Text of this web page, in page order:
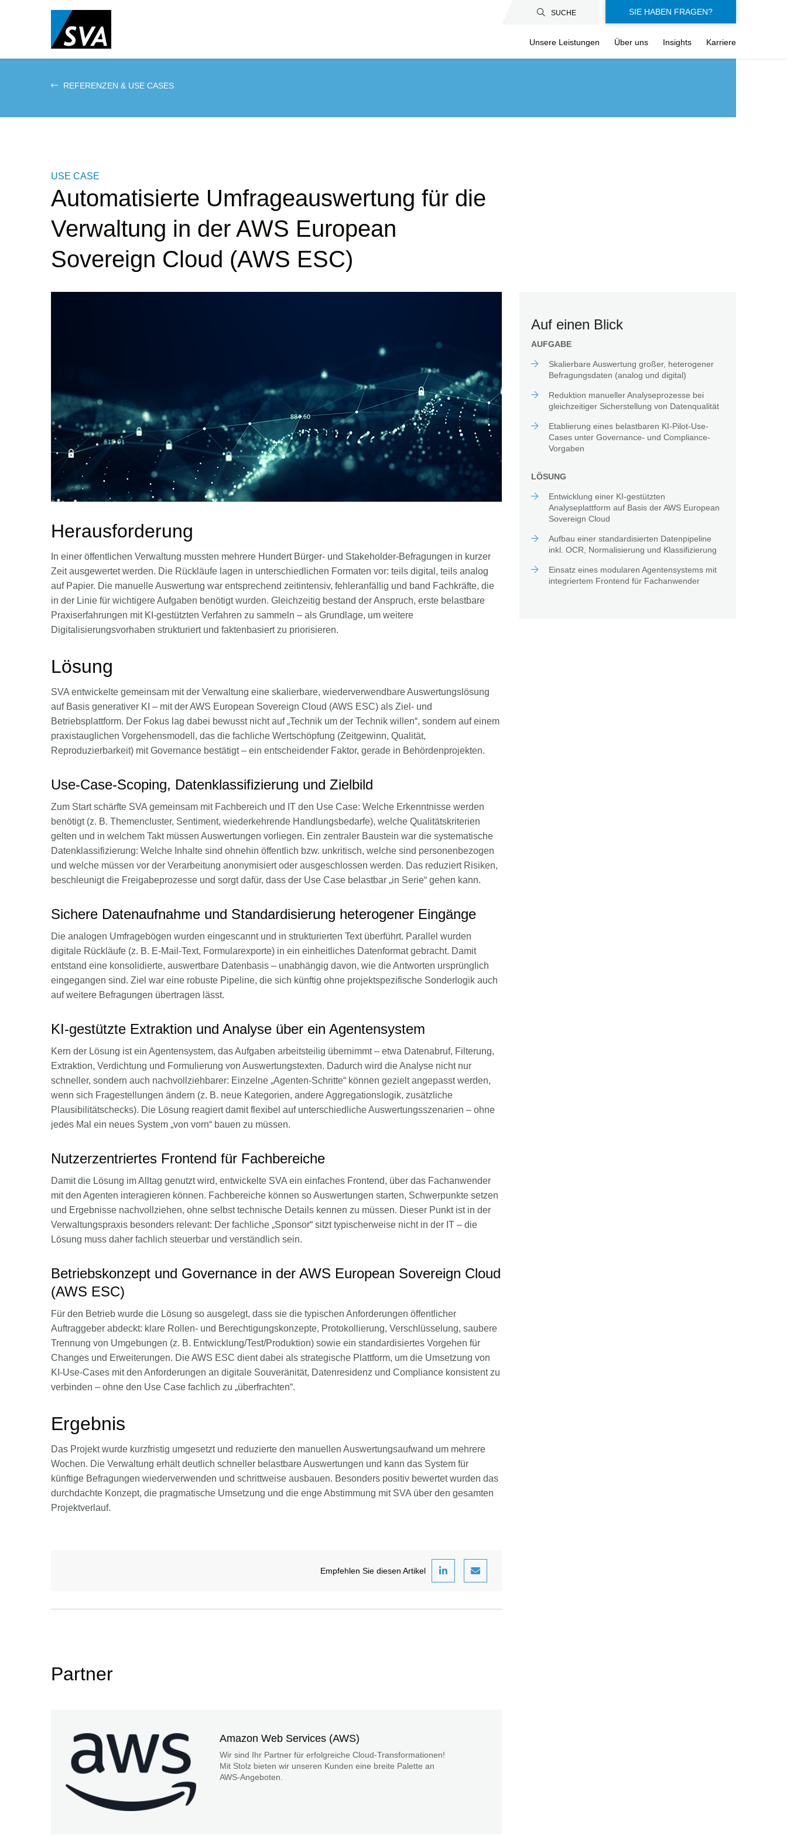
SUCHE SIE HABEN FRAGEN?
Unsere Leistungen Über uns Insights Karriere
REFERENZEN & USE CASES
USE CASE
Automatisierte Umfrageauswertung für die
Verwaltung in der AWS European
Sovereign Cloud (AWS ESC)
Herausforderung
In einer öffentlichen Verwaltung mussten mehrere Hundert Bürger- und Stakeholder-Befragungen in kurzer
Zeit ausgewertet werden. Die Rückläufe lagen in unterschiedlichen Formaten vor: teils digital, teils analog
auf Papier. Die manuelle Auswertung war entsprechend zeitintensiv, fehleranfällig und band Fachkräfte, die
in der Linie für wichtigere Aufgaben benötigt wurden. Gleichzeitig bestand der Anspruch, erste belastbare
Praxiserfahrungen mit KI-gestützten Verfahren zu sammeln – als Grundlage, um weitere
Digitalisierungsvorhaben strukturiert und faktenbasiert zu priorisieren.
Lösung
SVA entwickelte gemeinsam mit der Verwaltung eine skalierbare, wiederverwendbare Auswertungslösung
auf Basis generativer KI – mit der AWS European Sovereign Cloud (AWS ESC) als Ziel- und
Betriebsplattform. Der Fokus lag dabei bewusst nicht auf „Technik um der Technik willen“, sondern auf einem
praxistauglichen Vorgehensmodell, das die fachliche Wertschöpfung (Zeitgewinn, Qualität,
Reproduzierbarkeit) mit Governance bestätigt – ein entscheidender Faktor, gerade in Behördenprojekten.
Use-Case-Scoping, Datenklassifizierung und Zielbild
Zum Start schärfte SVA gemeinsam mit Fachbereich und IT den Use Case: Welche Erkenntnisse werden
benötigt (z. B. Themencluster, Sentiment, wiederkehrende Handlungsbedarfe), welche Qualitätskriterien
gelten und in welchem Takt müssen Auswertungen vorliegen. Ein zentraler Baustein war die systematische
Datenklassifizierung: Welche Inhalte sind ohnehin öffentlich bzw. unkritisch, welche sind personenbezogen
und welche müssen vor der Verarbeitung anonymisiert oder ausgeschlossen werden. Das reduziert Risiken,
beschleunigt die Freigabeprozesse und sorgt dafür, dass der Use Case belastbar „in Serie“ gehen kann.
Sichere Datenaufnahme und Standardisierung heterogener Eingänge
Die analogen Umfragebögen wurden eingescannt und in strukturierten Text überführt. Parallel wurden
digitale Rückläufe (z. B. E-Mail-Text, Formularexporte) in ein einheitliches Datenformat gebracht. Damit
entstand eine konsolidierte, auswertbare Datenbasis – unabhängig davon, wie die Antworten ursprünglich
eingegangen sind. Ziel war eine robuste Pipeline, die sich künftig ohne projektspezifische Sonderlogik auch
auf weitere Befragungen übertragen lässt.
KI-gestützte Extraktion und Analyse über ein Agentensystem
Kern der Lösung ist ein Agentensystem, das Aufgaben arbeitsteilig übernimmt – etwa Datenabruf, Filterung,
Extraktion, Verdichtung und Formulierung von Auswertungstexten. Dadurch wird die Analyse nicht nur
schneller, sondern auch nachvollziehbarer: Einzelne „Agenten-Schritte“ können gezielt angepasst werden,
wenn sich Fragestellungen ändern (z. B. neue Kategorien, andere Aggregationslogik, zusätzliche
Plausibilitätschecks). Die Lösung reagiert damit flexibel auf unterschiedliche Auswertungsszenarien – ohne
jedes Mal ein neues System „von vorn“ bauen zu müssen.
Nutzerzentriertes Frontend für Fachbereiche
Damit die Lösung im Alltag genutzt wird, entwickelte SVA ein einfaches Frontend, über das Fachanwender
mit den Agenten interagieren können. Fachbereiche können so Auswertungen starten, Schwerpunkte setzen
und Ergebnisse nachvollziehen, ohne selbst technische Details kennen zu müssen. Dieser Punkt ist in der
Verwaltungspraxis besonders relevant: Der fachliche „Sponsor“ sitzt typischerweise nicht in der IT – die
Lösung muss daher fachlich steuerbar und verständlich sein.
Betriebskonzept und Governance in der AWS European Sovereign Cloud
(AWS ESC)
Für den Betrieb wurde die Lösung so ausgelegt, dass sie die typischen Anforderungen öffentlicher
Auftraggeber abdeckt: klare Rollen- und Berechtigungskonzepte, Protokollierung, Verschlüsselung, saubere
Trennung von Umgebungen (z. B. Entwicklung/Test/Produktion) sowie ein standardisiertes Vorgehen für
Changes und Erweiterungen. Die AWS ESC dient dabei als strategische Plattform, um die Umsetzung von
KI-Use-Cases mit den Anforderungen an digitale Souveränität, Datenresidenz und Compliance konsistent zu
verbinden – ohne den Use Case fachlich zu „überfrachten“.
Ergebnis
Das Projekt wurde kurzfristig umgesetzt und reduzierte den manuellen Auswertungsaufwand um mehrere
Wochen. Die Verwaltung erhält deutlich schneller belastbare Auswertungen und kann das System für
künftige Befragungen wiederverwenden und schrittweise ausbauen. Besonders positiv bewertet wurden das
durchdachte Konzept, die pragmatische Umsetzung und die enge Abstimmung mit SVA über den gesamten
Projektverlauf.
Empfehlen Sie diesen Artikel
Auf einen Blick
AUFGABE
Skalierbare Auswertung großer, heterogener
Befragungsdaten (analog und digital)
Reduktion manueller Analyseprozesse bei
gleichzeitiger Sicherstellung von Datenqualität
Etablierung eines belastbaren KI-Pilot-Use-
Cases unter Governance- und Compliance-
Vorgaben
LÖSUNG
Entwicklung einer KI-gestützten
Analyseplattform auf Basis der AWS European
Sovereign Cloud
Aufbau einer standardisierten Datenpipeline
inkl. OCR, Normalisierung und Klassifizierung
Einsatz eines modularen Agentensystems mit
integriertem Frontend für Fachanwender
Partner
Amazon Web Services (AWS)
Wir sind Ihr Partner für erfolgreiche Cloud-Transformationen!
Mit Stolz bieten wir unseren Kunden eine breite Palette an
AWS-Angeboten.